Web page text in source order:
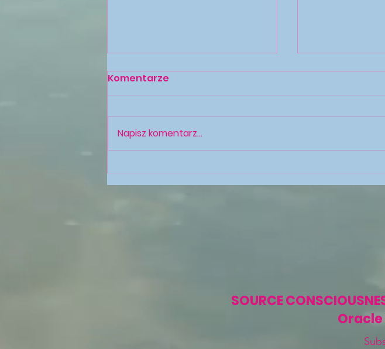
PREMIERA🎬🎞19/07/2026
GODZ: 13:00 PL-TAROT🃏
GODZ: 09:00
Komentarze
Napisz komentarz...
SOURCE